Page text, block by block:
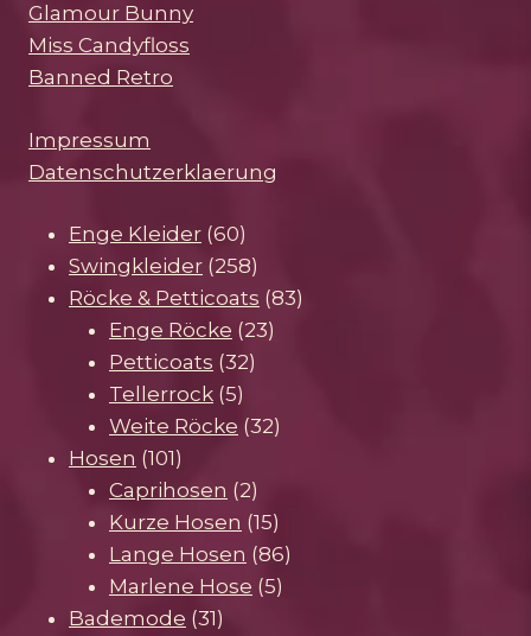
Glamour Bunny
Miss Candyfloss
Banned Retro
Impressum
Datenschutzerklaerung
Enge Kleider 6060
Produkte
Swingkleider 258258
Produkte
Röcke & Petticoats 8383
Enge Röcke 2323
Petticoats 3232
Tellerrock 55
Produkte
Weite Röcke 3232
Hosen 101101
Produkte
Caprihosen 22
Produkte
Kurze Hosen 1515
Produkte
Lange Hosen 8686
Marlene Hose 55
Bademode 3131